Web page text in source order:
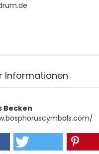
Informationen
Becken